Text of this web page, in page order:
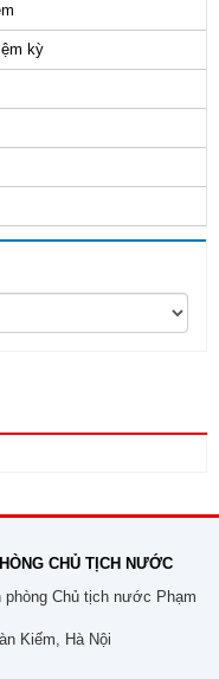
kỳ
CHỦ TỊCH NƯỚC
Chủ tịch nước Phạm
Kiếm, Hà Nội